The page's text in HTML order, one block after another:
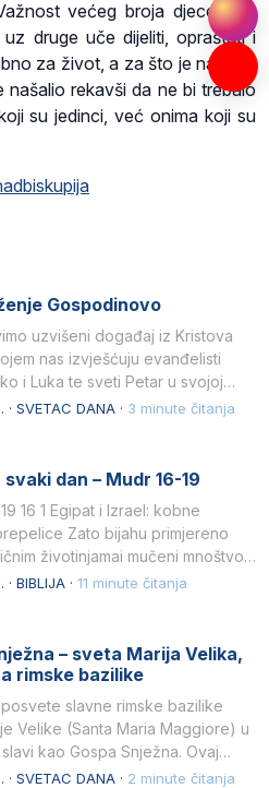
većeg broja djece je u
druge uče dijeliti, opraštati i
za život, a za što je najbolja
našalio rekavši da ne bi trebalo
su jedinci, već onima koji su
Gospodinovo
uzvišeni događaj iz Kristova
nas izvješćuju evanđelisti
i Luka te sveti Petar u svojoj
SVETAC DANA · 3 minute čitanja
svaki dan – Mudr 16-19
16 1 Egipat i Izrael: kobne
Zato bijahu primjereno
životinjamai mučeni mnoštvom
narod…
BIBLIJA · 11 minute čitanja
– sveta Marija Velika,
rimske bazilike
slavne rimske bazilike
Velike (Santa Maria Maggiore) u
kao Gospa Snježna. Ovaj
Maria…
SVETAC DANA · 2 minute čitanja